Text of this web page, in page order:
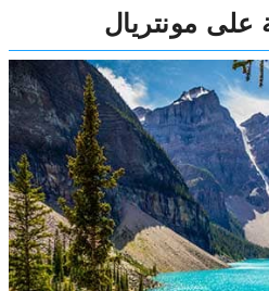
على مونتريال